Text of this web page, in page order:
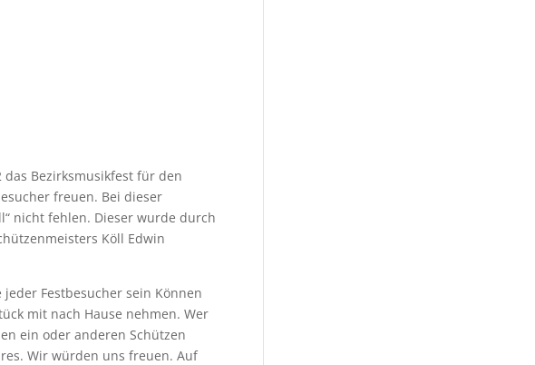
das Bezirksmusikfest für den
freuen. Bei dieser
nicht fehlen. Dieser wurde durch
Köll Edwin
Festbesucher sein Können
mit nach Hause nehmen. Wer
ein oder anderen Schützen
Wir würden uns freuen. Auf